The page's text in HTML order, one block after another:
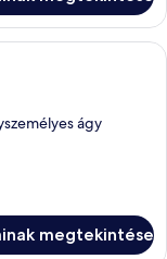
íróasztal és
ágy
megtekintése